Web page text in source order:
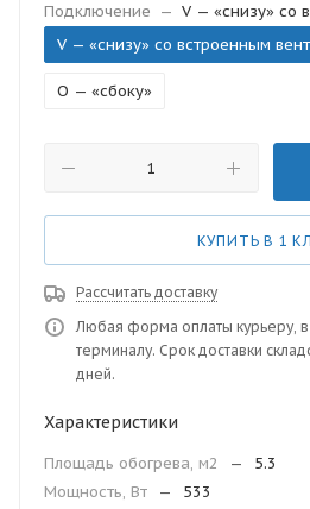
Подключение — V — «снизу» со
V — «снизу» со встроенным
O — «сбоку»
КУПИТЬ В 1
Рассчитать доставку
Любая форма оплаты курьеру, в
терминалу. Срок доставки
дней.
Характеристики
Площадь обогрева, м2 —
5.3
Мощность, Вт
—
533